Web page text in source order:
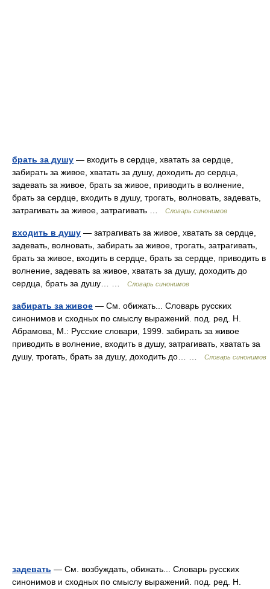
брать за душу — входить в сердце, хватать за сердце,
забирать за живое, хватать за душу, доходить до сердца,
задевать за живое, брать за живое, приводить в волнение,
брать за сердце, входить в душу, трогать, волновать, задевать,
затрагивать за живое, затрагивать …
Словарь синонимов
входить в душу — затрагивать за живое, хватать за сердце,
задевать, волновать, забирать за живое, трогать, затрагивать,
брать за живое, входить в сердце, брать за сердце, приводить в
волнение, задевать за живое, хватать за душу, доходить до
сердца, брать за душу… …
Словарь синонимов
забирать за живое — См. обижать... Словарь русских
синонимов и сходных по смыслу выражений. под. ред. Н.
Абрамова, М.: Русские словари, 1999. забирать за живое
приводить в волнение, входить в душу, затрагивать, хватать за
душу, трогать, брать за душу, доходить до… …
Словарь синонимов
задевать — См. возбуждать, обижать... Словарь русских
синонимов и сходных по смыслу выражений. под. ред. Н.